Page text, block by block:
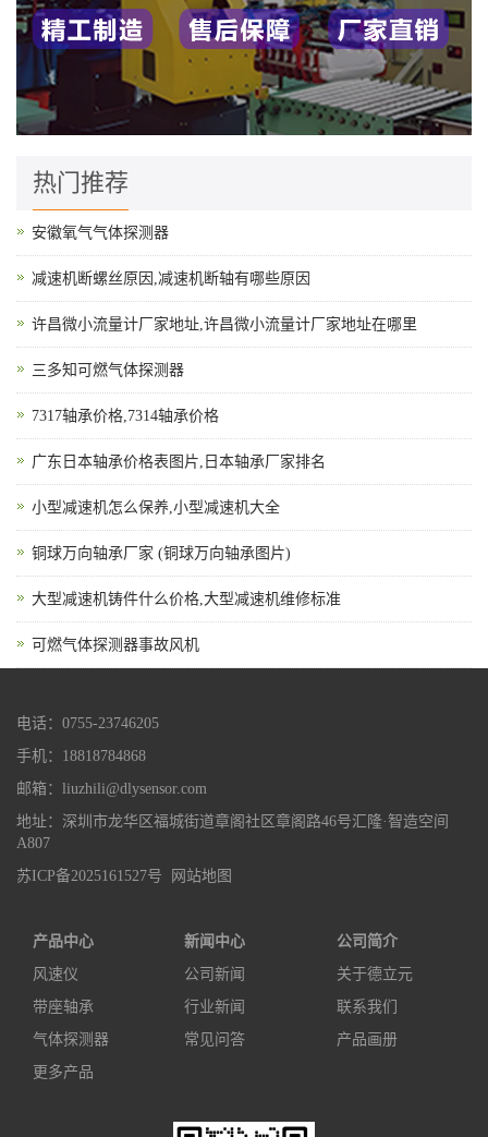
热门推荐
安徽氧气气体探测器
减速机断螺丝原因,减速机断轴有哪些原因
许昌微小流量计厂家地址,许昌微小流量计厂家地址在哪里
三多知可燃气体探测器
7317轴承价格,7314轴承价格
广东日本轴承价格表图片,日本轴承厂家排名
小型减速机怎么保养,小型减速机大全
铜球万向轴承厂家 (铜球万向轴承图片)
大型减速机铸件什么价格,大型减速机维修标准
可燃气体探测器事故风机
电话：0755-23746205
手机：18818784868
邮箱：liuzhili@dlysensor.com
地址：深圳市龙华区福城街道章阁社区章阁路46号汇隆·智造空间
A807
苏ICP备2025161527号
网站地图
产品中心
风速仪
带座轴承
气体探测器
更多产品
新闻中心
公司新闻
行业新闻
常见问答
公司简介
关于德立元
联系我们
产品画册